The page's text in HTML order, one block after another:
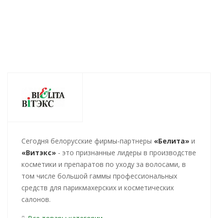
Cегодня белорусские фирмы-партнеры «Белита» и
«Витэкс» - это признанные лидеры в производстве
косметики и препаратов по уходу за волосами, в
том числе большой гаммы профессиональных
средств для парикмахерских и косметических
салонов.